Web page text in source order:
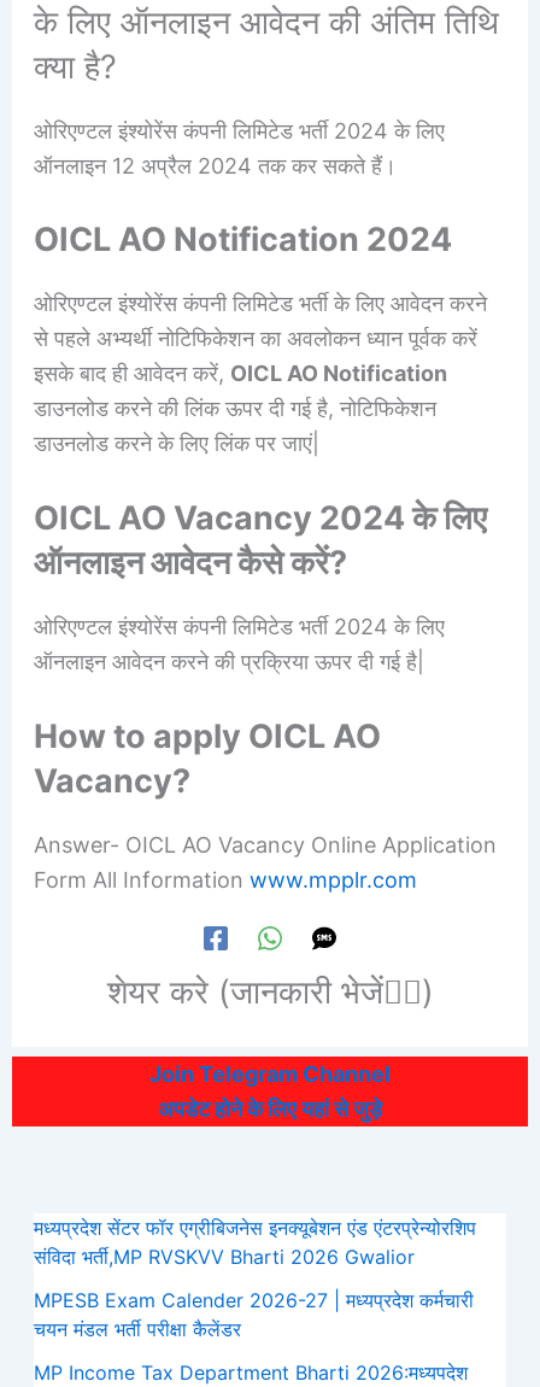
के लिए ऑनलाइन आवेदन की अंतिम तिथि
क्या है?
ओरिएण्टल इंश्योरेंस कंपनी लिमिटेड भर्ती 2024 के लिए
ऑनलाइन 12 अप्रैल 2024 तक कर सकते हैं।
OICL AO Notification 2024
ओरिएण्टल इंश्योरेंस कंपनी लिमिटेड भर्ती के लिए आवेदन करने
से पहले अभ्यर्थी नोटिफिकेशन का अवलोकन ध्यान पूर्वक करें
इसके बाद ही आवेदन करें, OICL AO Notification
डाउनलोड करने की लिंक ऊपर दी गई है, नोटिफिकेशन
डाउनलोड करने के लिए लिंक पर जाएं|
OICL AO Vacancy 2024 के लिए
ऑनलाइन आवेदन कैसे करें?
ओरिएण्टल इंश्योरेंस कंपनी लिमिटेड भर्ती 2024 के लिए
ऑनलाइन आवेदन करने की प्रक्रिया ऊपर दी गई है|
How to apply OICL AO
Vacancy?
Answer- OICL AO Vacancy Online Application
Form All Information www.mpplr.com
शेयर करे (जानकारी भेजें👆🏻)
Join Telegram Channel
अपडेट होने के लिए यहां से जुड़े
मध्यप्रदेश सेंटर फॉर एग्रीबिजनेस इनक्यूबेशन एंड एंटरप्रेन्योरशिप
संविदा भर्ती,MP RVSKVV Bharti 2026 Gwalior
MPESB Exam Calender 2026-27 | मध्यप्रदेश कर्मचारी
चयन मंडल भर्ती परीक्षा कैलेंडर
MP Income Tax Department Bharti 2026:मध्‍यपदेश